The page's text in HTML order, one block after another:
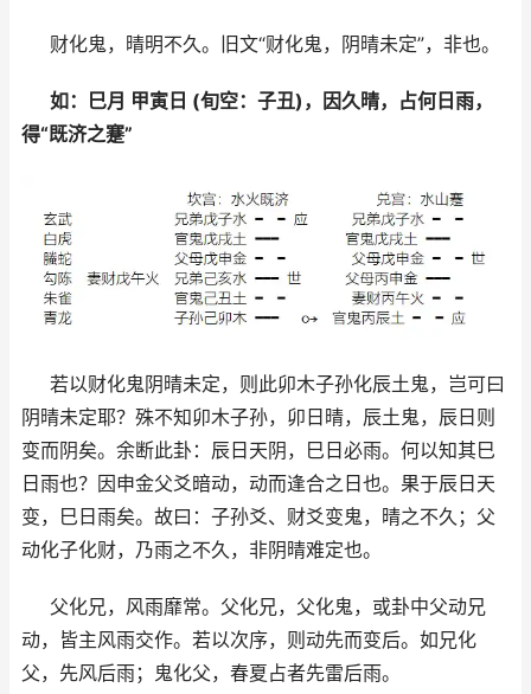
财化鬼，晴明不久。旧文“财化鬼，阴晴未定”，非也。
如：巳月 甲寅日 (旬空：子丑)，因久晴，占何日雨，
得“既济之蹇”
若以财化鬼阴晴未定，则此卯木子孙化辰土鬼，岂可曰
阴晴未定耶？殊不知卯木子孙，卯日晴，辰土鬼，辰日则
变而阴矣。余断此卦：辰日天阴，巳日必雨。何以知其巳
日雨也？因申金父爻暗动，动而逢合之日也。果于辰日天
变，巳日雨矣。故曰：子孙爻、财爻变鬼，晴之不久；父
动化子化财，乃雨之不久，非阴晴难定也。
父化兄，风雨靡常。父化兄，父化鬼，或卦中父动兄
动，皆主风雨交作。若以次序，则动先而变后。如兄化
父，先风后雨；鬼化父，春夏占者先雷后雨。